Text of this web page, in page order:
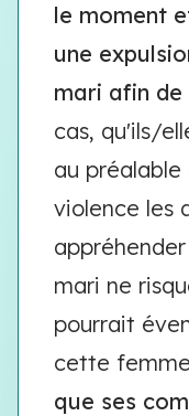
le moment
une
mari afin
cas, qu'ils/
au préalable
violence les
mari ne
pourrait
cette
que ses